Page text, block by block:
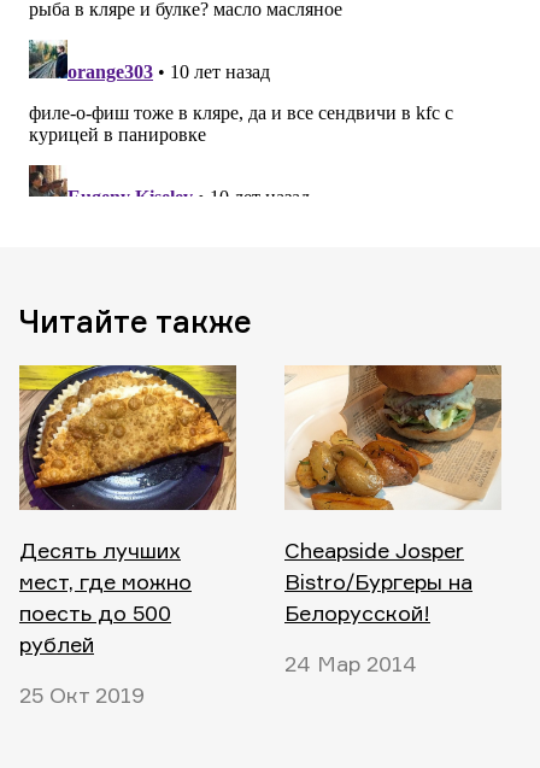
Читайте также
Десять лучших
мест, где можно
поесть до 500
рублей
25 Окт 2019
Cheapside Josper
Bistro/Бургеры на
Белорусской!
24 Мар 2014